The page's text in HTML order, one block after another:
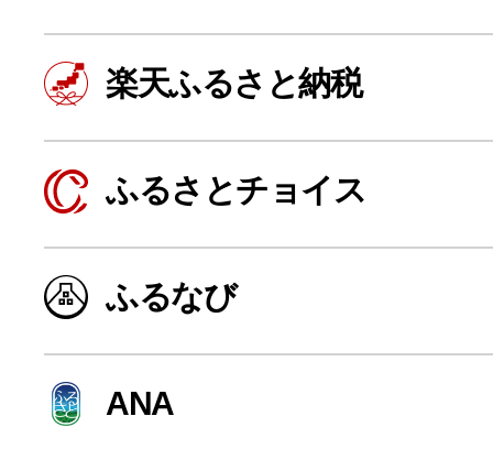
よく見られている返礼品
ふるさと納税徹底比較
寄付上限額シミュレーション
給与所得者版
楽天ふるさと納税
ふるさとチョイス
ふるなび
ANA